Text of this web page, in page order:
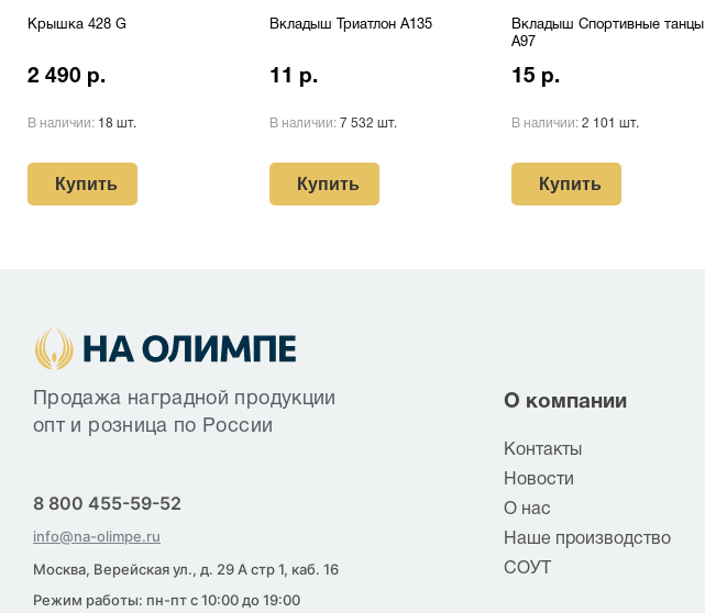
Крышка 428 G
2 490 р.
В наличии: 18 шт.
Купить
Вкладыш Триатлон A135
11 р.
В наличии: 7 532 шт.
Купить
Вкладыш Спортивные танцы
A97
15 р.
В наличии: 2 101 шт.
Купить
Продажа наградной продукции
опт и розница по России
8 800 455-59-52
info@na-olimpe.ru
Москва, Верейская ул., д. 29 А стр 1, каб. 16
Режим работы: пн-пт с 10:00 до 19:00
О компании
Контакты
Новости
О нас
Наше производство
СОУТ